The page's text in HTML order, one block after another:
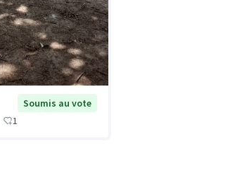
Soumis au vote
1